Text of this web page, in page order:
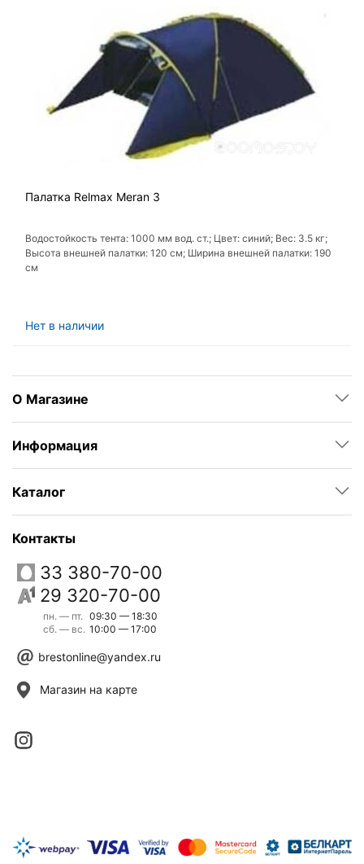
Палатка Relmax Meran 3
Водостойкость тента: 1000 мм вод. ст.; Цвет: синий; Вес: 3.5 кг;
Высота внешней палатки: 120 см; Ширина внешней палатки: 190
см
Нет в наличии
О Магазине
Информация
Каталог
Контакты
33 380-70-00
29 320-70-00
пн. — пт.
сб. — вс.
09:30 — 18:30
10:00 — 17:00
brestonline@yandex.ru
Магазин на карте